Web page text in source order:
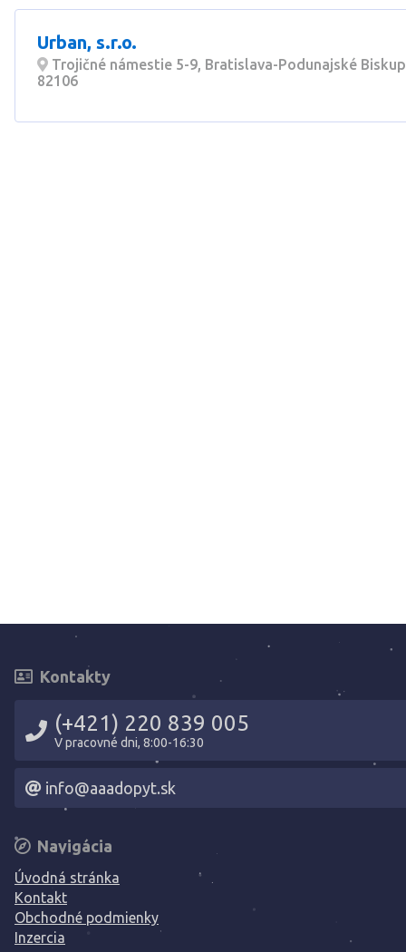
Urban, s.r.o.
Trojičné námestie 5-9, Bratislava-Podunajské
82106
Kontakty
(+421) 220 839 005
V pracovné dni, 8:00-16:30
info@aaadopyt.sk
Navigácia
Úvodná stránka
Kontakt
Obchodné podmienky
Inzercia